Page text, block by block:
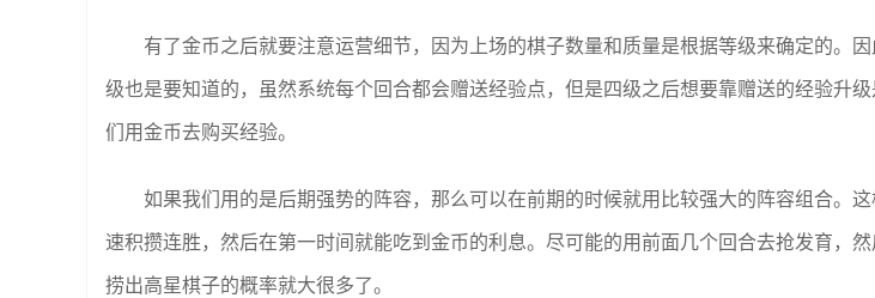
有了金币之后就要注意运营细节，因为上场的棋子数量和质量是根据等级来确定的。
级也是要知道的，虽然系统每个回合都会赠送经验点，但是四级之后想要靠赠送的经验升
们用金币去购买经验。
如果我们用的是后期强势的阵容，那么可以在前期的时候就用比较强大的阵容组合。
速积攒连胜，然后在第一时间就能吃到金币的利息。尽可能的用前面几个回合去抢发育，
捞出高星棋子的概率就大很多了。